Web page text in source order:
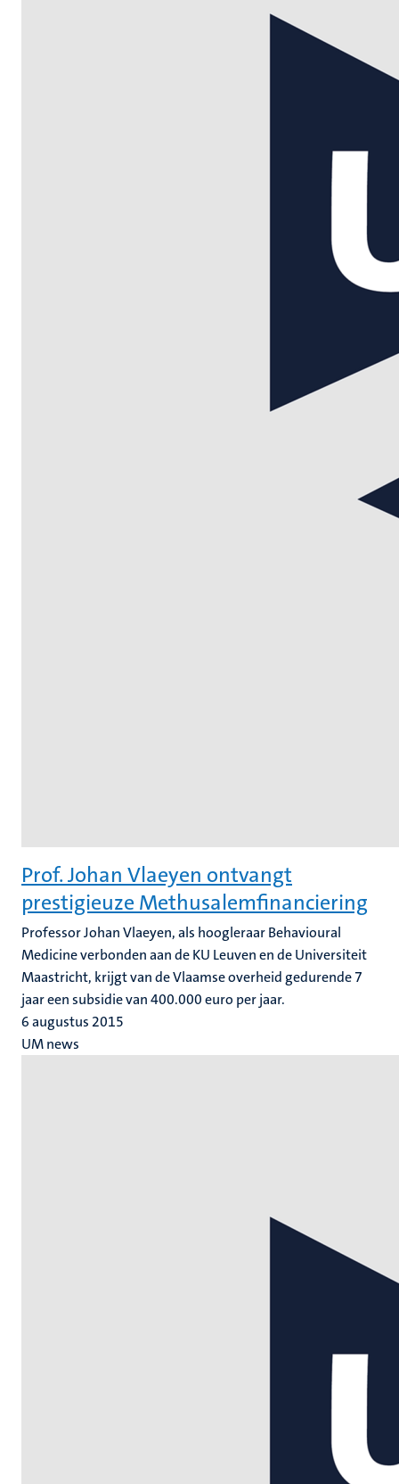
Prof. Johan Vlaeyen ontvangt
prestigieuze Methusalemfinanciering
Professor Johan Vlaeyen, als hoogleraar Behavioural
Medicine verbonden aan de KU Leuven en de Universiteit
Maastricht, krijgt van de Vlaamse overheid gedurende 7
jaar een subsidie van 400.000 euro per jaar.
6 augustus 2015
UM news